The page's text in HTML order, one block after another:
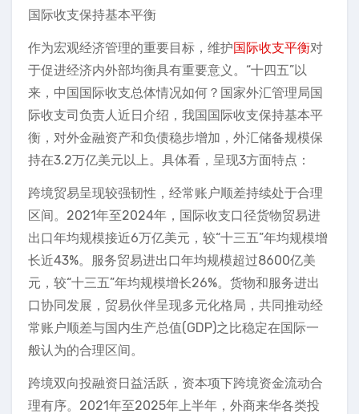
国际收支保持基本平衡
作为宏观经济管理的重要目标，维护国际收支平衡对
于促进经济内外部均衡具有重要意义。“十四五”以
来，中国国际收支总体情况如何？国家外汇管理局国
际收支司负责人近日介绍，我国国际收支保持基本平
衡，对外金融资产和负债稳步增加，外汇储备规模保
持在3.2万亿美元以上。具体看，呈现3方面特点：
跨境贸易呈现较强韧性，经常账户顺差持续处于合理
区间。2021年至2024年，国际收支口径货物贸易进
出口年均规模接近6万亿美元，较“十三五”年均规模增
长近43%。服务贸易进出口年均规模超过8600亿美
元，较“十三五”年均规模增长26%。货物和服务进出
口协同发展，贸易伙伴呈现多元化格局，共同推动经
常账户顺差与国内生产总值(GDP)之比稳定在国际一
般认为的合理区间。
跨境双向投融资日益活跃，资本项下跨境资金流动合
理有序。2021年至2025年上半年，外商来华各类投